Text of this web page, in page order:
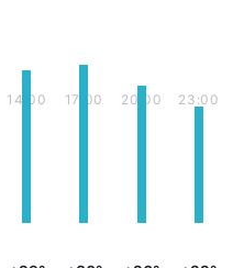
14:00 17:00 20:00 23:00